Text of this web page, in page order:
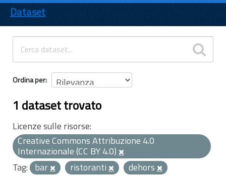
ENTI
TEMI
INFORMAZIONI
Dataset
Ordina per
1 dataset trovato
Licenze sulle risorse:
Creative Commons Attribuzione 4.0
Internazionale (CC BY 4.0)
Tag: bar ristoranti
dehors